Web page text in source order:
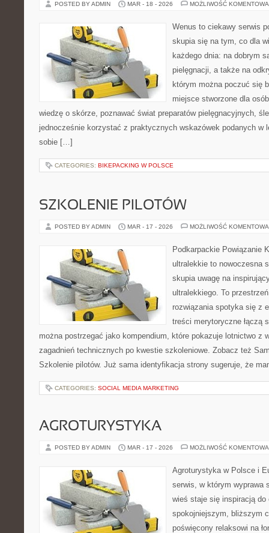
POSTED BY ADMIN MAR - 18 - 2026 MOŻLIWOŚĆ
Wenus to ciekawy serwis
skupia się na tym, co dla
każdego dnia: na dobrym
pielęgnacji, a także na
którym można poczuć się
miejsce stworzone dla
wiedzę o skórze, poznawać świat preparatów pielęgnacyjnych,
jednocześnie korzystać z praktycznych wskazówek podanych w
sobie […]
CATEGORIES: BIKEPACKING W POLSCE
SZKOLENIE PILOTÓW
POSTED BY ADMIN MAR - 17 - 2026 MOŻLIWOŚĆ
Podkarpackie Powiązanie
ultralekkie to nowoczesna
skupia uwagę na
ultralekkiego. To
rozwiązania spotyka się z
treści merytoryczne łączą
można postrzegać jako kompendium, które pokazuje lotnictwo z
zagadnień technicznych po kwestie szkoleniowe. Zobacz też
Szkolenie pilotów. Już sama identyfikacja strony sugeruje, że
CATEGORIES: SOCIAL MEDIA MARKETING
AGROTURYSTYKA
POSTED BY ADMIN MAR - 17 - 2026 MOŻLIWOŚĆ
Agroturystyka w Polsce i
serwis, w którym wyprawa
wieś staje się inspiracją do
spokojniejszym, bliższym
poświęcony relaksowi na